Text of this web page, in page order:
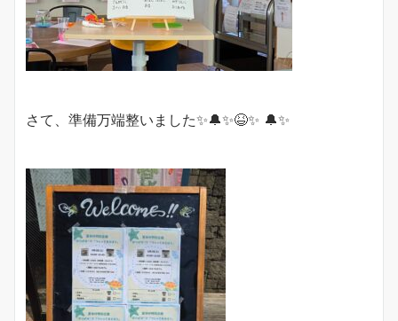
さて、準備万端整いました✨🔔✨😆✨ 🔔✨